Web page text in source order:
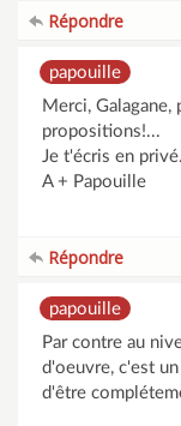
Répondre
papouille
Merci, Galagane,
propositions!...
Je t'écris en
A + Papouille
Répondre
papouille
Par contre au
d'oeuvre, c'est
d'être